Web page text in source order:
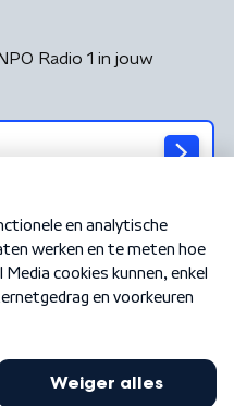
Radio 1 in jouw